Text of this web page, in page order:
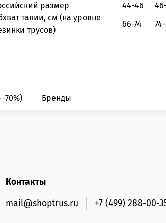
размер
44-46
талии, см(на уровне
трусов)
66-74
70%) Бренды
Контакты
mail@shoptrus.ru
+7 (499) 288-00-